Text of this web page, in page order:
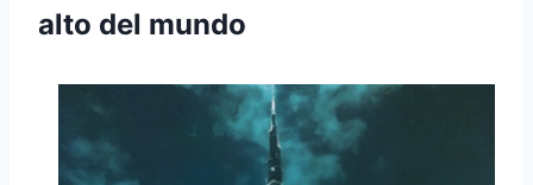
alto del mundo